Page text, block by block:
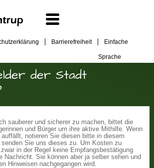
Barrierefreiheit Einfache
Sprache
der Stadt
sauberer und sicherer zu machen, bittet die
und Bürger um ihre aktive Mithilfe. Wenn
auffällt, notieren Sie diesen bitte in diesem
senden Sie uns dieses zu. Um Kosten zu
in der Regel keine Empfangsbestätigung
Nachricht. Sie können aber ja selber sehen und
Hinweisen nachgegangen wird.